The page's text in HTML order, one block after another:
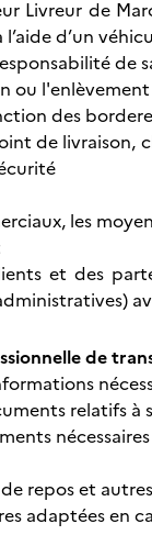
Livreur de
d’un
de
ou
des
de livraison,
les
et des
de
relatifs à
repos et
adaptées en